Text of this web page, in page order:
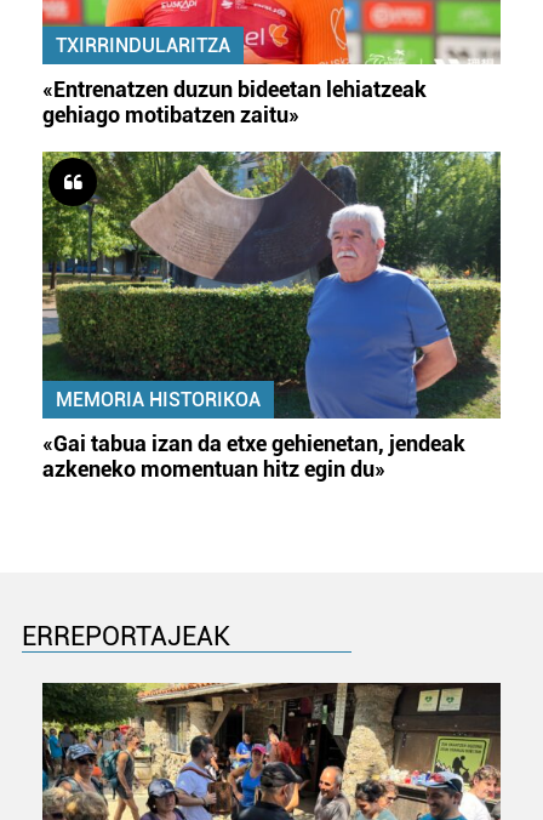
TXIRRINDULARITZA
«Entrenatzen duzun bideetan lehiatzeak
gehiago motibatzen zaitu»
MEMORIA HISTORIKOA
«Gai tabua izan da etxe gehienetan, jendeak
azkeneko momentuan hitz egin du»
ERREPORTAJEAK